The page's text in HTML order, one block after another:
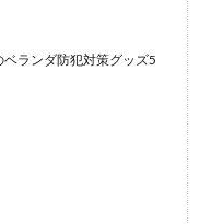
ランダ防犯対策グッズ5